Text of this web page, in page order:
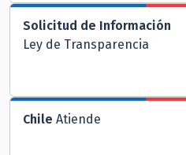
Solicitud de Información
Ley de Transparencia
Chile Atiende